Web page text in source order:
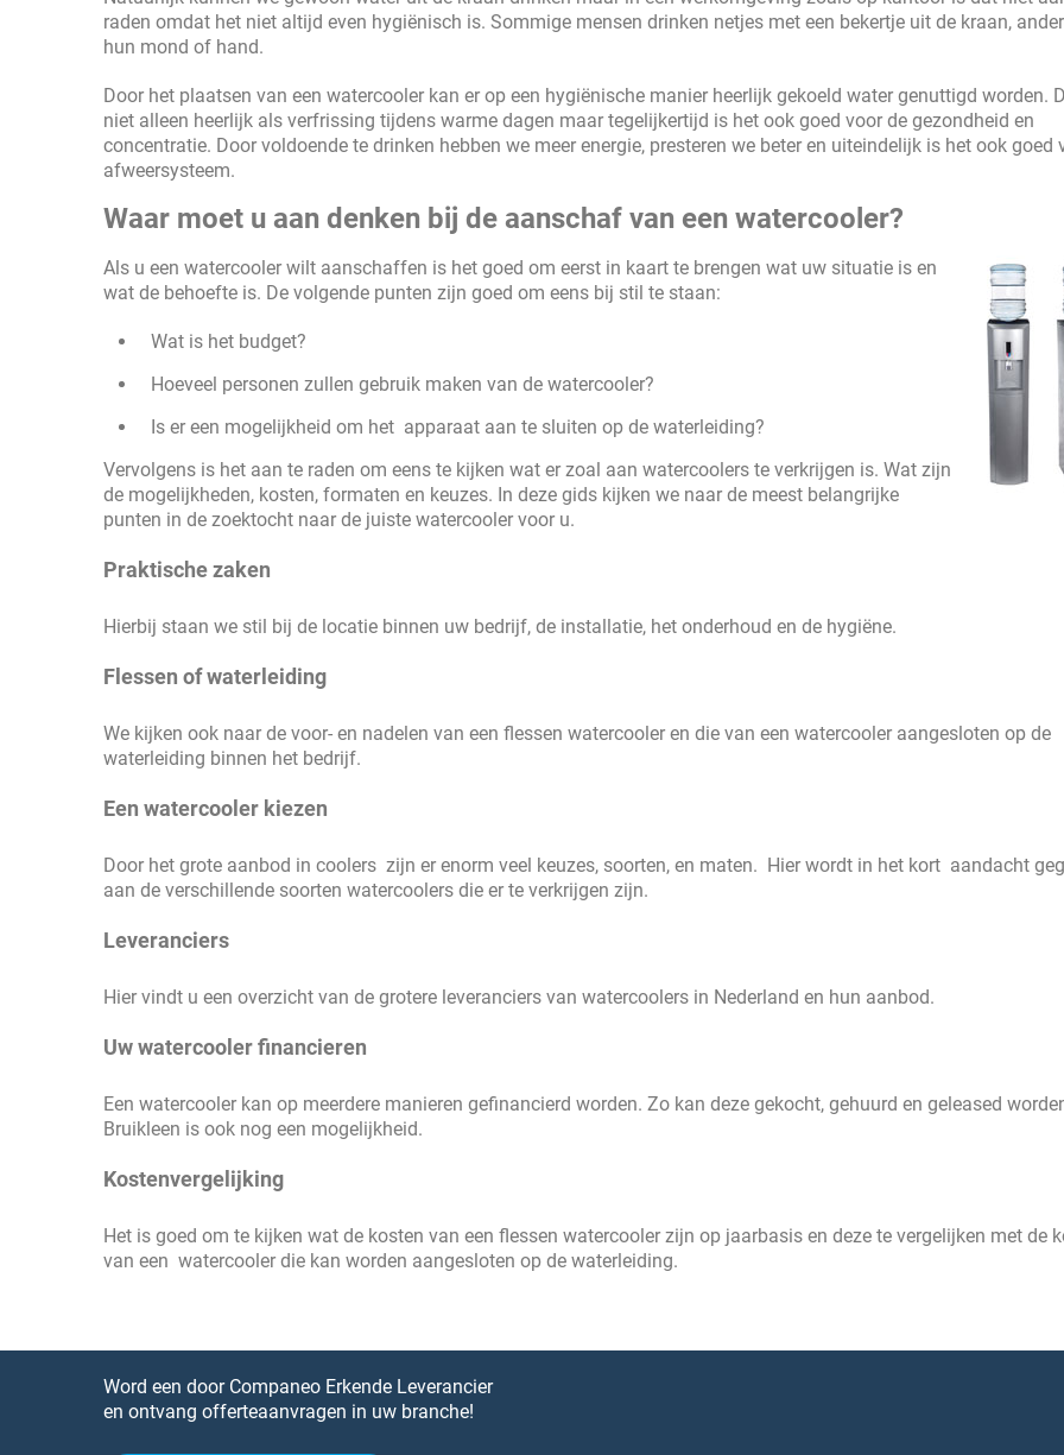
raden omdat het niet altijd even hygiënisch is. Sommige mensen drinken netjes met een bekertje uit de kraan,
hun mond of hand.
Door het plaatsen van een watercooler kan er op een hygiënische manier heerlijk gekoeld water genuttigd worden.
niet alleen heerlijk als verfrissing tijdens warme dagen maar tegelijkertijd is het ook goed voor de gezondheid en
concentratie. Door voldoende te drinken hebben we meer energie, presteren we beter en uiteindelijk is het ook goed
afweersysteem.
Waar moet u aan denken bij de aanschaf van een watercooler?
Als u een watercooler wilt aanschaffen is het goed om eerst in kaart te brengen wat uw situatie is en
wat de behoefte is. De volgende punten zijn goed om eens bij stil te staan:
Wat is het budget?
Hoeveel personen zullen gebruik maken van de watercooler?
Is er een mogelijkheid om het apparaat aan te sluiten op de waterleiding?
Vervolgens is het aan te raden om eens te kijken wat er zoal aan watercoolers te verkrijgen is. Wat zijn
de mogelijkheden, kosten, formaten en keuzes. In deze gids kijken we naar de meest belangrijke
punten in de zoektocht naar de juiste watercooler voor u.
Praktische zaken
Hierbij staan we stil bij de locatie binnen uw bedrijf, de installatie, het onderhoud en de hygiëne.
Flessen of waterleiding
We kijken ook naar de voor- en nadelen van een flessen watercooler en die van een watercooler aangesloten op de
waterleiding binnen het bedrijf.
Een watercooler kiezen
Door het grote aanbod in coolers zijn er enorm veel keuzes, soorten, en maten. Hier wordt in het kort aandacht
aan de verschillende soorten watercoolers die er te verkrijgen zijn.
Leveranciers
Hier vindt u een overzicht van de grotere leveranciers van watercoolers in Nederland en hun aanbod.
Uw watercooler financieren
Een watercooler kan op meerdere manieren gefinancierd worden. Zo kan deze gekocht, gehuurd en geleased
Bruikleen is ook nog een mogelijkheid.
Kostenvergelijking
Het is goed om te kijken wat de kosten van een flessen watercooler zijn op jaarbasis en deze te vergelijken met de
van een watercooler die kan worden aangesloten op de waterleiding.
Word een door Companeo Erkende Leverancier
en ontvang offerteaanvragen in uw branche!